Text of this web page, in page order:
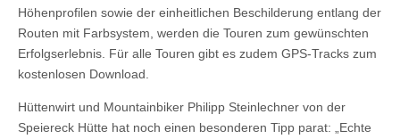
Höhenprofilen sowie der einheitlichen Beschilderung entlang der
Routen mit Farbsystem, werden die Touren zum gewünschten
Erfolgserlebnis. Für alle Touren gibt es zudem GPS-Tracks zum
kostenlosen Download.
Hüttenwirt und Mountainbiker Philipp Steinlechner von der
Speiereck Hütte hat noch einen besonderen Tipp parat: „Echte